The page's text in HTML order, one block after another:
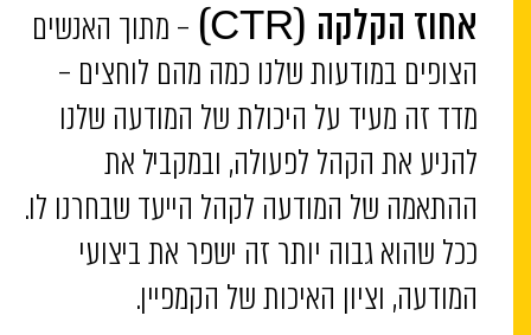
אחוז הקלקה (CTR)
– מתוך האנשים
הצופים במודעות שלנו כמה מהם לוחצים –
מדד זה מעיד על היכולת של המודעה שלנו
להניע את הקהל לפעולה, ובמקביל את
ההתאמה של המודעה לקהל הייעד שבחרנו לו.
ככל שהוא גבוה יותר זה ישפר את ביצועי
המודעה, וציון האיכות של הקמפיין.